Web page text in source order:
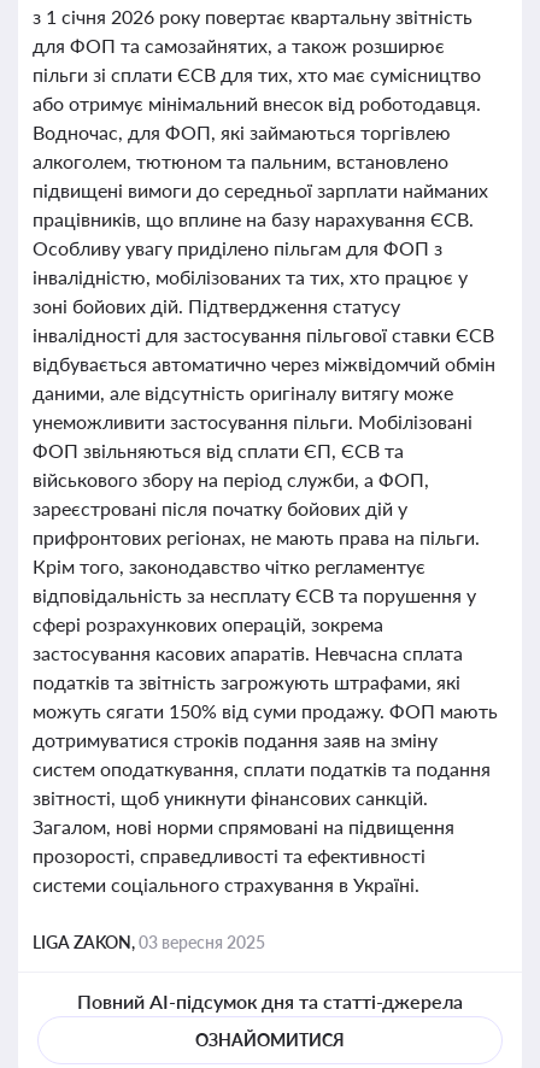
з 1 січня 2026 року повертає квартальну звітність
для ФОП та самозайнятих, а також розширює
пільги зі сплати ЄСВ для тих, хто має сумісництво
або отримує мінімальний внесок від роботодавця.
Водночас, для ФОП, які займаються торгівлею
алкоголем, тютюном та пальним, встановлено
підвищені вимоги до середньої зарплати найманих
працівників, що вплине на базу нарахування ЄСВ.
Особливу увагу приділено пільгам для ФОП з
інвалідністю, мобілізованих та тих, хто працює у
зоні бойових дій. Підтвердження статусу
інвалідності для застосування пільгової ставки ЄСВ
відбувається автоматично через міжвідомчий обмін
даними, але відсутність оригіналу витягу може
унеможливити застосування пільги. Мобілізовані
ФОП звільняються від сплати ЄП, ЄСВ та
військового збору на період служби, а ФОП,
зареєстровані після початку бойових дій у
прифронтових регіонах, не мають права на пільги.
Крім того, законодавство чітко регламентує
відповідальність за несплату ЄСВ та порушення у
сфері розрахункових операцій, зокрема
застосування касових апаратів. Невчасна сплата
податків та звітність загрожують штрафами, які
можуть сягати 150% від суми продажу. ФОП мають
дотримуватися строків подання заяв на зміну
систем оподаткування, сплати податків та подання
звітності, щоб уникнути фінансових санкцій.
Загалом, нові норми спрямовані на підвищення
прозорості, справедливості та ефективності
системи соціального страхування в Україні.
LIGA ZAKON,03 вересня 2025
Повний AI-підсумок дня та статті-джерела
ОЗНАЙОМИТИСЯ